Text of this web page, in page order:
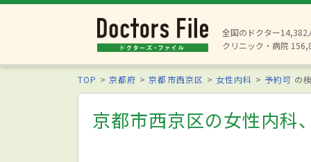
全国のドクター14,382
クリニック・病院
TOP 京都府 京都市西京区 女性内科 予約可 の
京都市西京区の女性内科